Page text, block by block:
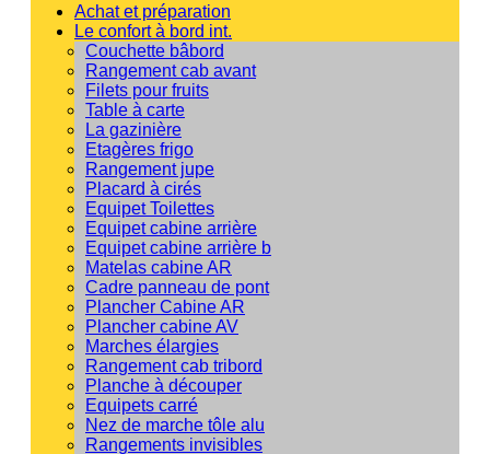
Achat et préparation
Le confort à bord int.
Couchette bâbord
Rangement cab avant
Filets pour fruits
Table à carte
La gazinière
Etagères frigo
Rangement jupe
Placard à cirés
Equipet Toilettes
Equipet cabine arrière
Equipet cabine arrière b
Matelas cabine AR
Cadre panneau de pont
Plancher Cabine AR
Plancher cabine AV
Marches élargies
Rangement cab tribord
Planche à découper
Equipets carré
Nez de marche tôle alu
Rangements invisibles